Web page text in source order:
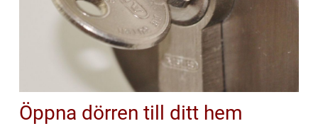
Öppna dörren till ditt hem